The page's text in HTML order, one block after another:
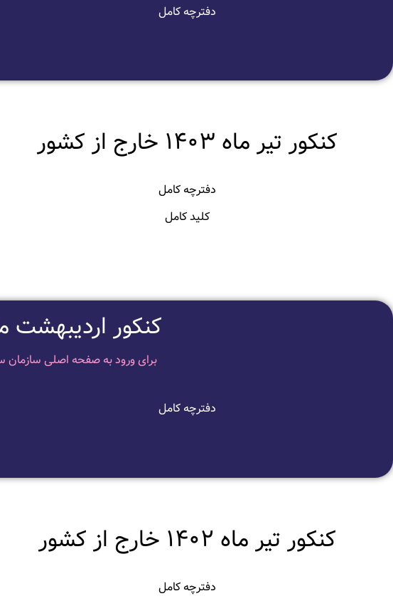
دفترچه کامل
کنکور تیر ماه 1403 خارج از کشور
دفترچه کامل
کلید کامل
کنکور اردیبهشت ماه 1403 داخل
برای ورود به صفحه اصلی سازمان
دفترچه کامل
کنکور تیر ماه 1402 خارج از کشور
دفترچه کامل